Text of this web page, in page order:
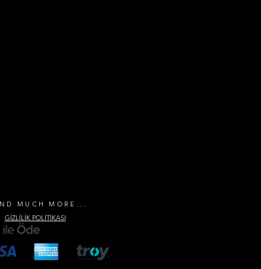
MUCH MORE...
GİZLİLİK POLİTİKASI